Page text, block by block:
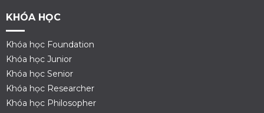
KHÓA HỌC
Khóa học Foundation
Khóa học Junior
Khóa học Senior
Khóa học Researcher
Khóa học Philosopher